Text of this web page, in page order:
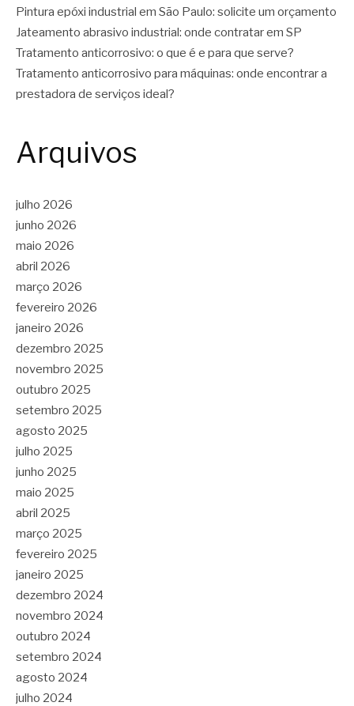
Pintura epóxi industrial em São Paulo: solicite um orçamento
Jateamento abrasivo industrial: onde contratar em SP
Tratamento anticorrosivo: o que é e para que serve?
Tratamento anticorrosivo para máquinas: onde encontrar a
prestadora de serviços ideal?
Arquivos
julho 2026
junho 2026
maio 2026
abril 2026
março 2026
fevereiro 2026
janeiro 2026
dezembro 2025
novembro 2025
outubro 2025
setembro 2025
agosto 2025
julho 2025
junho 2025
maio 2025
abril 2025
março 2025
fevereiro 2025
janeiro 2025
dezembro 2024
novembro 2024
outubro 2024
setembro 2024
agosto 2024
julho 2024